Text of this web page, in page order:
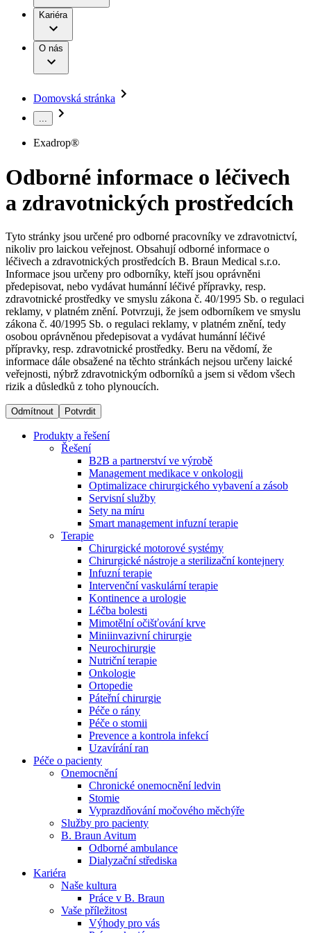
Léčba bolesti
Mimotělní očišťování krve
Páteřní chirurgie
Péče o rány
Péče o stomii
Prevence a kontrola infekcí
Řešení
Terapie
Produktový katalog​
Objevte naše produkty. Navštivte produktový katalog B.
Braun s našim kompletním produktovým portfoliem.
Onemocnění
B. Braun Avitum
Dialyzační střediska​
B. Braun Avitum poskytuje kvalitní dialyzační péči ve všech
svých střediscích v České republice. Více informací se
dozvíte na stránkách jednotlivých středisek.
Odborné ambulance
Naše specializované ambulance jsou tu pro vás. Zvolte
specializaci a město, které potřebujete, a objednejte se do naší
ambulance.
Práce a kariéra
Naše kultura
Vaše příležitost​
Nabídky pracovních míst
Objevte své kariérní příležitosti ​v B. Braun. Vyhledejte náš trh
práce​ pro zajímavé pozice.​
Odpovědnost
Média
Kontakt
Kontaktní formulář
Registrace k odběru newsletteru
Společnost
Odpovědnost
Média
Kontakt
Zůstaňte v dialogu s B. Braun. ​Kontaktujte nás.​
Kariéra
O nás
Domovská stránka
...
Exadrop®
Odborné informace o léčivech
a zdravotnických prostředcích
Tyto stránky jsou určené pro odborné pracovníky ve zdravotnictví,
nikoliv pro laickou veřejnost. Obsahují odborné informace o
léčivech a zdravotnických prostředcích B. Braun Medical s.r.o.
Informace jsou určeny pro odborníky, kteří jsou oprávněni
předepisovat, nebo vydávat humánní léčivé přípravky, resp.
zdravotnické prostředky ve smyslu zákona č. 40/1995 Sb. o regulaci
reklamy, v platném znění. Potvrzuji, že jsem odborníkem ve smyslu
zákona č. 40/1995 Sb. o regulaci reklamy, v platném znění, tedy
osobou oprávněnou předepisovat a vydávat humánní léčivé
přípravky, resp. zdravotnické prostředky. Beru na vědomí, že
informace dále obsažené na těchto stránkách nejsou určeny laické
veřejnosti, nýbrž zdravotnickým odborníků a jsem si vědom všech
rizik a důsledků z toho plynoucích.
Odmítnout Potvrdit
Produkty a řešení
Řešení
B2B a partnerství ve výrobě
Management medikace v onkologii
Optimalizace chirurgického vybavení a zásob
Servisní služby
Sety na míru
Smart management infuzní terapie​
Terapie
Chirurgické motorové systémy
Chirurgické nástroje a sterilizační kontejnery
Infuzní terapie
Intervenční vaskulární terapie
Kontinence a urologie
Léčba bolesti
Mimotělní očišťování krve
Miniinvazivní chirurgie
Neurochirurgie
Nutriční terapie
Onkologie
Ortopedie
Páteřní chirurgie
Péče o rány
Péče o stomii
Prevence a kontrola infekcí
Uzavírání ran
Péče o pacienty
Onemocnění
Chronické onemocnění ledvin
Stomie
Vyprazdňování močového měchýře
Služby pro pacienty
B. Braun Avitum
Odborné ambulance
Dialyzační střediska
Kariéra
Naše kultura
Práce v B. Braun
Vaše příležitost​
Výhody pro vás